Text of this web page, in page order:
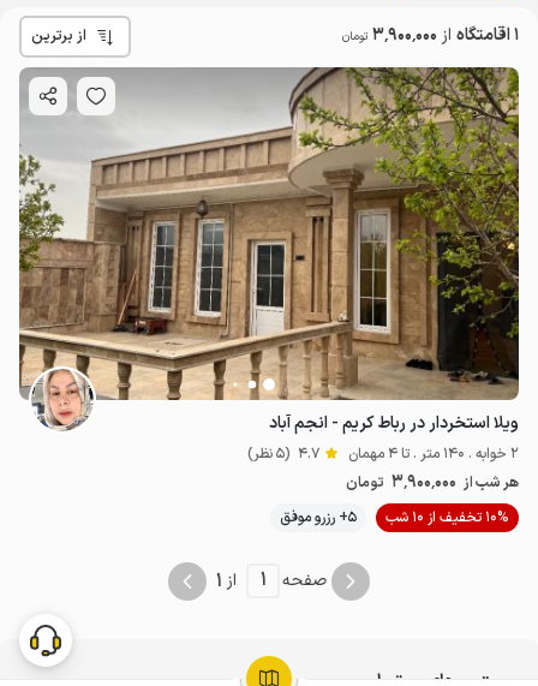
1 اقامتگاه از 3٬900٬000 تومان از برترین
ویلا استخردار در رباط کریم - انجم آباد
2 خوابه . 140 متر . تا 4 مهمان 4.7 (5 نظر)
هر شب از 3٬900٬000 تومان
10% تخفیف از 10 شب
5+ رزرو موفق
صفحه 1 از 1